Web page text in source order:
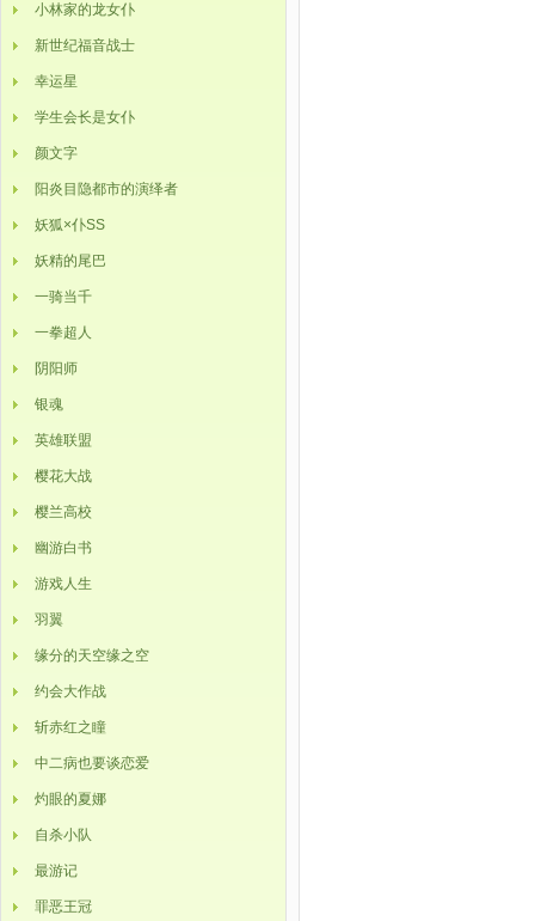
小林家的龙女仆
新世纪福音战士
幸运星
学生会长是女仆
颜文字
阳炎目隐都市的演绎者
妖狐×仆SS
妖精的尾巴
一骑当千
一拳超人
阴阳师
银魂
英雄联盟
樱花大战
樱兰高校
幽游白书
游戏人生
羽翼
缘分的天空缘之空
约会大作战
斩赤红之瞳
中二病也要谈恋爱
灼眼的夏娜
自杀小队
最游记
罪恶王冠